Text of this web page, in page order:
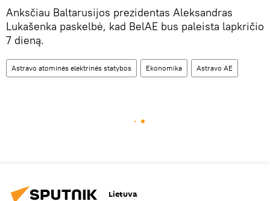
Anksčiau Baltarusijos prezidentas Aleksandras
Lukašenka paskelbė, kad BelAE bus paleista lapkričio
7 dieną.
Astravo atominės elektrinės statybos Ekonomika Astravo AE
Lietuva